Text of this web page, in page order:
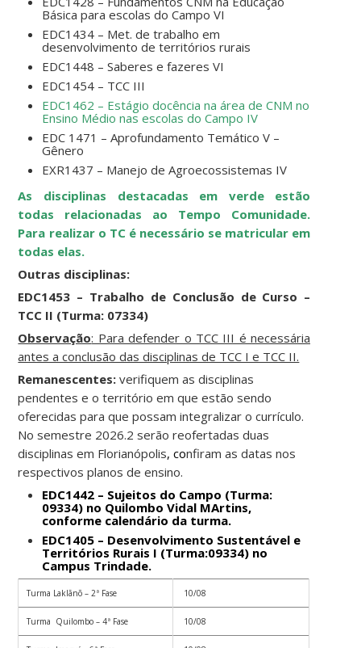
Básica para escolas do Campo VI
EDC1434 – Met. de trabalho em
desenvolvimento de territórios rurais
EDC1448 – Saberes e fazeres VI
EDC1454 – TCC III
EDC1462 – Estágio docência na área de CNM no
Ensino Médio nas escolas do Campo IV
EDC 1471 – Aprofundamento Temático V –
Gênero
EXR1437 – Manejo de Agroecossistemas IV
As disciplinas destacadas em verde estão
todas relacionadas ao Tempo Comunidade.
Para realizar o TC é necessário se matricular em
todas elas.
Outras disciplinas:
EDC1453 – Trabalho de Conclusão de Curso –
TCC II (Turma: 07334)
Observação: Para defender o TCC III é necessária
antes a conclusão das disciplinas de TCC I e TCC II.
Remanescentes: verifiquem as disciplinas
pendentes e o território em que estão sendo
oferecidas para que possam integralizar o currículo.
No semestre 2026.2 serão reofertadas duas
disciplinas em Florianópolis, confiram as datas nos
respectivos planos de ensino.
EDC1442 – Sujeitos do Campo (Turma:
09334) no Quilombo Vidal MArtins,
conforme calendário da turma.
EDC1405 – Desenvolvimento Sustentável e
Territórios Rurais I (Turma:09334) no
Campus Trindade.
Turma Laklãnõ – 2ª Fase 10/08
Turma Quilombo – 4ª Fase 10/08